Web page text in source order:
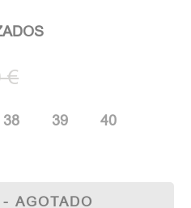
€
38 39
40
AGOTADO